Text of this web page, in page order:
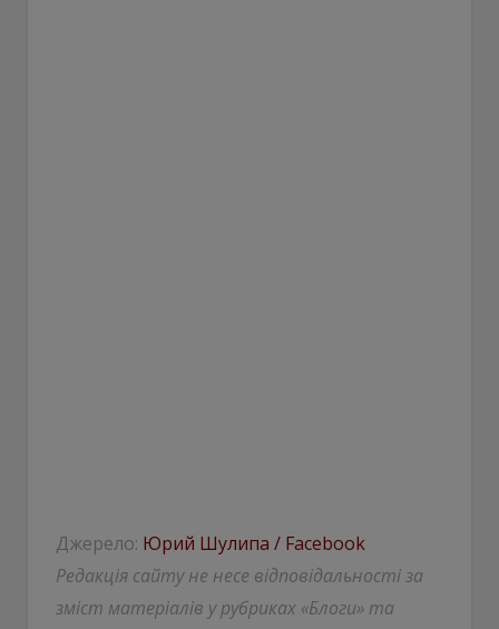
Джерело: Юрий Шулипа / Facebook
Редакція сайту не несе відповідальності за
зміст матеріалів у рубриках «Блоги» та